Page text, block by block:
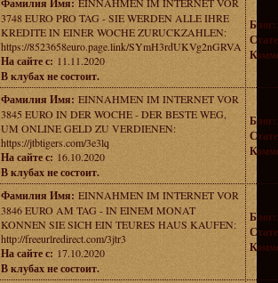
Фамилия Имя:
3748 EURO PRO TAG - SIE WERDEN ALLE IHRE
KREDITE IN EINER WOCHE ZURUCKZAHLEN:
https://8523658euro.page.link/SYmH3rdUKVg2nGRVA
На сайте с: 11.11.2020
В клубах не состоит.
Блог::
Фамилия Имя: EINNAHMEN IM INTERNET VOR
3845 EURO IN DER WOCHE - DER BESTE WEG,
UM ONLINE GELD ZU VERDIENEN:
https://jtbtigers.com/3e3lq
На сайте с: 16.10.2020
В клубах не состоит.
Блог::
Фамилия Имя: EINNAHMEN IM INTERNET VOR
3846 EURO AM TAG - IN EINEM MONAT
KONNEN SIE SICH EIN TEURES HAUS KAUFEN:
http://freeurlredirect.com/3jtr3
На сайте с: 17.10.2020
В клубах не состоит.
Блог::